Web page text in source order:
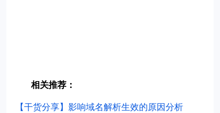
相关推荐：
【干货分享】影响域名解析生效的原因分析